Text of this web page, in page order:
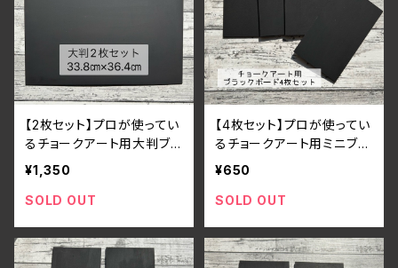
【2枚セット】プロが使ってい
るチョークアート用大判ブラ
ックボード（33.8㎝×36.4㎝
×2.5㎜）
¥1,350
SOLD OUT
【4枚セット】プロが使ってい
るチョークアート用ミニブラ
ックボード（8.9㎝×15㎝）
¥650
SOLD OUT